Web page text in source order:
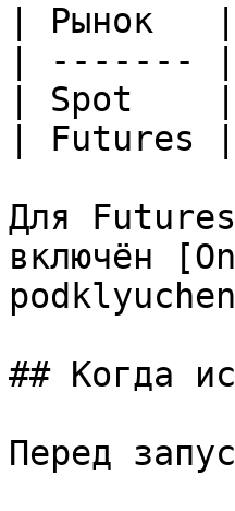
| Рынок
| -------
| Spot
| Futures
Для
включён
## Когда
Перед